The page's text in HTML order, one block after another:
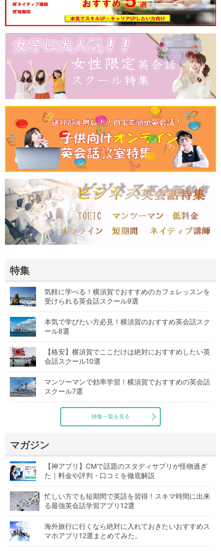
特集
気軽に学べる！横須賀でおすすめのカフェレッスンを
受けられる英会話スクール9選
本気で学びたい方必見！横須賀のおすすめ英会話スク
ール8選
【格安】横須賀でここだけは絶対におすすめしたい英
会話スクール10選
マンツーマンで効率学習！横須賀でおすすめの英会話
スクール7選
特集一覧を見る
マガジン
【神アプリ】CMで話題のスタディサプリが怪物過ぎ
た｜料金や評判・口コミを徹底解説
忙しい方でも短期間で英語を習得！スキマ時間に出来
る最強英会話学習アプリ12選
海外旅行に行くなら絶対に入れておきたいおすすめス
マホアプリ12選まとめてみた。